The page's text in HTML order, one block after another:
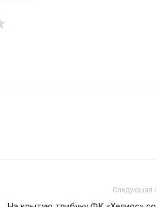
Следующая